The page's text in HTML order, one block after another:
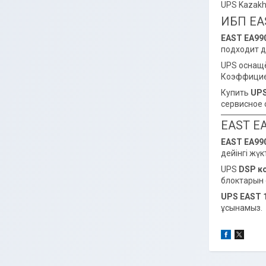
UPS
ИБП
EAST
подходит
UPS
Купить
сервисное
EAST
EAST
дейінгі
UPS DSP
блоктарын
UPS EAST
ұсынамыз.